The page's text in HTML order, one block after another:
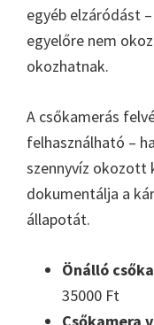
egyéb elzáródást
egyelőre nem
okozhatnak.
A csőkamerás
felhasználható –
szennyvíz okozott
dokumentálja a
állapotát.
Önálló
35000 Ft
Csőkamera